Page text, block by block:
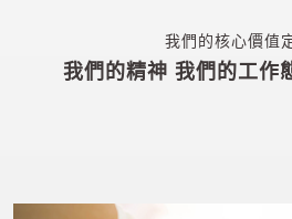
我們的核心價值
我們的精神 我們的工作